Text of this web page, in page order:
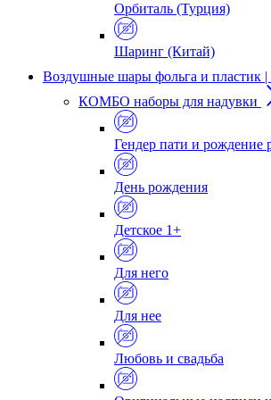
Орбиталь (Турция)
Шаринг (Китай)
Воздушные шары фольга и пластик |
КОМБО наборы для надувки
Гендер пати и рождение
День рождения
Детское 1+
Для него
Для нее
Любовь и свадьба